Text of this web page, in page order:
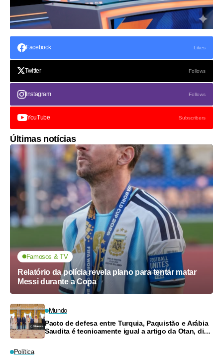
Facebook Likes
Twitter Follows
Instagram Follows
YouTube Subscribers
Últimas notícias
Famosos & TV
Relatório da polícia revela plano para tentar matar
Messi durante a Copa
Mundo
Pacto de defesa entre Turquia, Paquistão e Arábia
Saudita é tecnicamente igual a artigo da Otan, diz
Política